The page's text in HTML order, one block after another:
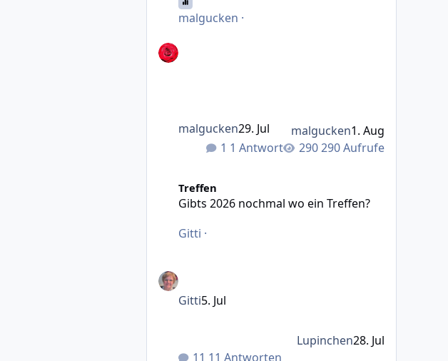
malgucken ·
1 Antwort 290 Aufrufe
malgucken29. Jul malgucken1. Aug
Treffen
Gibts 2026 nochmal wo ein Treffen?
Gitti ·
11 Antworten
Gitti5. Jul
Lupinchen28. Jul